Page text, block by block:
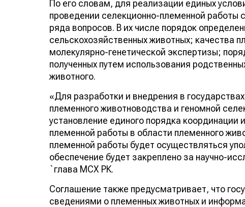
По его словам, для реализации единых
проведении селекционно-племенной
ряда вопросов. В их числе порядок
сельскохозяйственных животных; качества
молекулярно-генетической экспертизы;
полученных путем использования
животного.
«Для разработки и внедрения в
племенного животноводства и геномной
установление единого порядка координации
племенной работы в области племенного
племенной работы будет осуществляться
обеспечение будет закреплено за научно-
`глава МСХ РК.
Соглашение также предусматривает, что
сведениями о племенных животных и